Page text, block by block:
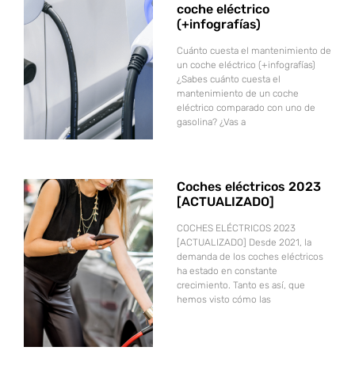
coche eléctrico
(+infografías)
Cuánto cuesta el mantenimiento de
un coche eléctrico (+infografías)
¿Sabes cuánto cuesta el
mantenimiento de un coche
eléctrico comparado con uno de
gasolina? ¿Vas a
Coches eléctricos 2023
[ACTUALIZADO]
COCHES ELÉCTRICOS 2023
[ACTUALIZADO] Desde 2021, la
demanda de los coches eléctricos
ha estado en constante
crecimiento. Tanto es así, que
hemos visto cómo las